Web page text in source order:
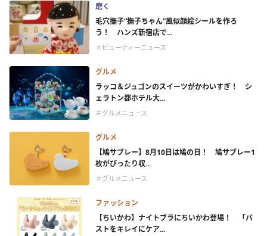
磨く
毛穴撫子“撫子ちゃん”風似顔絵シールを作ろ
う！ ハンズ新宿店で...
＃ビューティーニュース
グルメ
ラッコ＆ジュゴンのスイーツがかわいすぎ！ シ
ェラトン都ホテル大...
＃グルメニュース
グルメ
【鳩サブレー】8月10日は鳩の日！ 鳩サブレー1
枚がぴったり収...
＃グルメニュース
ファッション
【ちいかわ】ナイトブラにちいかわ登場！ 「バ
ストをキレイにケア...